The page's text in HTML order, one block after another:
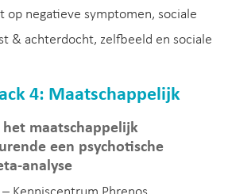
op negatieve symptomen, sociale
& achterdocht, zelfbeeld en sociale
4: Maatschappelijk
maatschappelijk
een psychotische
analyse